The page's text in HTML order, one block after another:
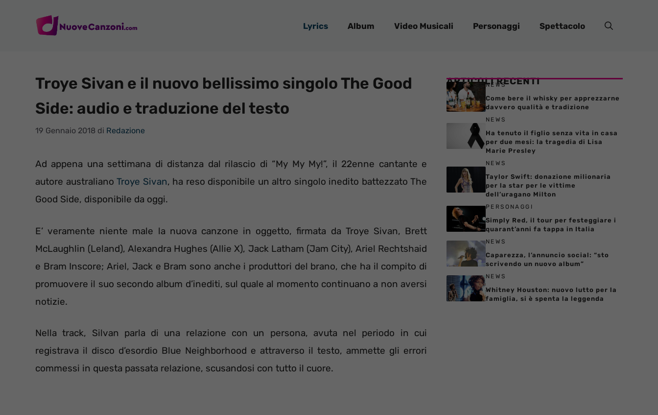
Lyrics Album Video Musicali Personaggi Spettacolo
Troye Sivan e il nuovo bellissimo singolo The Good
Side: audio e traduzione del testo
19 Gennaio 2018 di Redazione
Ad appena una settimana di distanza dal rilascio di “My My My!”, il 22enne cantante e
autore australiano Troye Sivan, ha reso disponibile un altro singolo inedito battezzato The
Good Side, disponibile da oggi.
E’ veramente niente male la nuova canzone in oggetto, firmata da Troye Sivan, Brett
McLaughlin (Leland), Alexandra Hughes (Allie X), Jack Latham (Jam City), Ariel Rechtshaid
e Bram Inscore; Ariel, Jack e Bram sono anche i produttori del brano, che ha il compito di
promuovere il suo secondo album d’inediti, sul quale al momento continuano a non aversi
notizie.
Nella track, Silvan parla di una relazione con un persona, avuta nel periodo in cui
registrava il disco d’esordio Blue Neighborhood e attraverso il testo, ammette gli errori
commessi in questa passata relazione, scusandosi con tutto il cuore.
ARTICOLI RECENTI
NEWS
Come bere il whisky per apprezzarne
davvero qualità e tradizione
NEWS
Ha tenuto il figlio senza vita in casa
per due mesi: la tragedia di Lisa
Marie Presley
NEWS
Taylor Swift: donazione milionaria
per la star per le vittime
dell’uragano Milton
PERSONAGGI
Simply Red, il tour per festeggiare i
quarant’anni fa tappa in Italia
NEWS
Caparezza, l’annuncio social: “sto
scrivendo un nuovo album”
NEWS
Whitney Houston: nuovo lutto per la
famiglia, si è spenta la leggenda